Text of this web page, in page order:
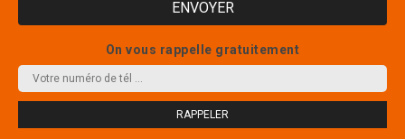
On vous rappelle gratuitement